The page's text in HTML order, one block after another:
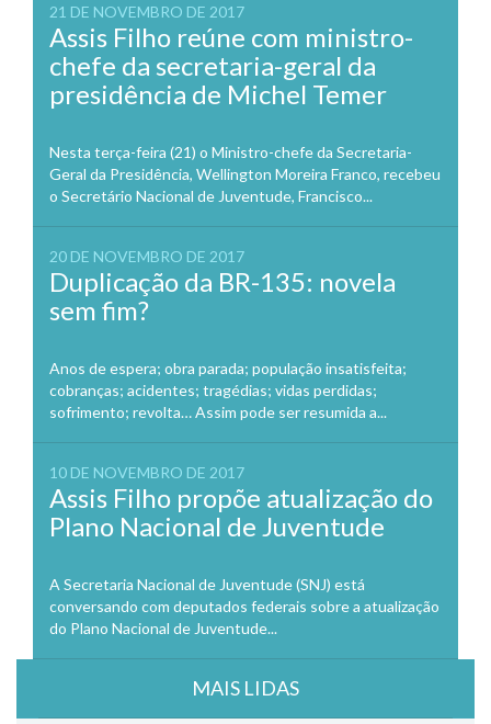
21 DE NOVEMBRO DE 2017
Assis Filho reúne com ministro-
chefe da secretaria-geral da
presidência de Michel Temer
Nesta terça-feira (21) o Ministro-chefe da Secretaria-
Geral da Presidência, Wellington Moreira Franco, recebeu
o Secretário Nacional de Juventude, Francisco...
20 DE NOVEMBRO DE 2017
Duplicação da BR-135: novela
sem fim?
Anos de espera; obra parada; população insatisfeita;
cobranças; acidentes; tragédias; vidas perdidas;
sofrimento; revolta… Assim pode ser resumida a...
10 DE NOVEMBRO DE 2017
Assis Filho propõe atualização do
Plano Nacional de Juventude
A Secretaria Nacional de Juventude (SNJ) está
conversando com deputados federais sobre a atualização
do Plano Nacional de Juventude...
MAIS LIDAS